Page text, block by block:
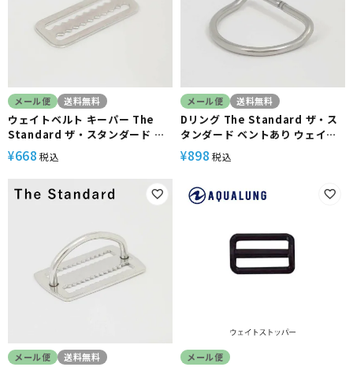
メール便 送料無料
ウェイトベルト キーパー The
Standard ザ・スタンダード ス
テンレス ダイビング アクセサリ
ー パーツ
¥668 税込
メール便 送料無料
Dリング The Standard ザ・ス
タンダード ベントあり ウェイト
ベルト ダイビング アクセサリー
¥898 税込
メール便 送料無料 メール便